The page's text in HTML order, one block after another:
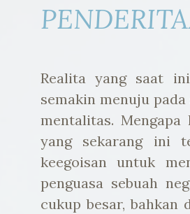
Realita yang saat
semakin menuju
mentalitas.
yang sekarang ini
keegoisan untuk
penguasa sebuah
cukup besar, bahkan